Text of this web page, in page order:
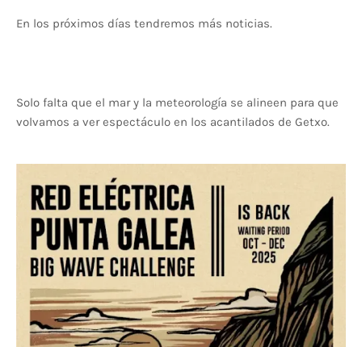
En los próximos días tendremos más noticias.
Solo falta que el mar y la meteorología se alineen para que
volvamos a ver espectáculo en los acantilados de Getxo.